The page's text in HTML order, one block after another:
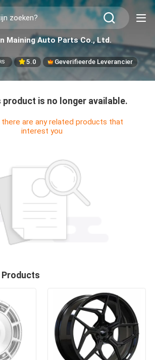
Maining Auto Parts Co., Ltd.
5.0 Geverifieerde Leverancier
product is no longer available.
are any related products that
interest you
Products